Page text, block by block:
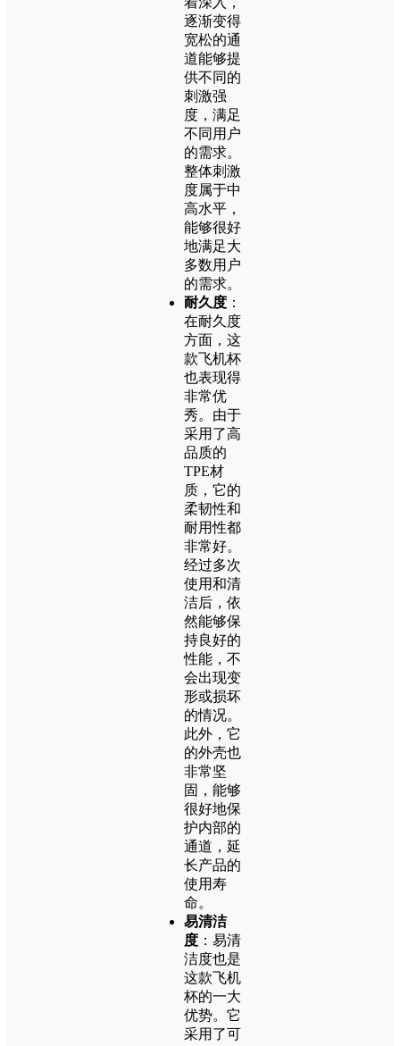
逐渐变得
宽松的通
道能够提
供不同的
刺激强
度，满足
不同用户
的需求。
整体刺激
度属于中
高水平，
能够很好
地满足大
多数用户
的需求。
耐久度 ：
在耐久度
方面，这
款飞机杯
也表现得
非常优
秀。由于
采用了高
品质的
TPE材
质，它的
柔韧性和
耐用性都
非常好。
经过多次
使用和清
洁后，依
然能够保
持良好的
性能，不
会出现变
形或损坏
的情况。
此外，它
的外壳也
非常坚
固，能够
很好地保
护内部的
通道，延
长产品的
使用寿
命。
易清洁
度 ：易清
洁度也是
这款飞机
杯的一大
优势。它
采用了可